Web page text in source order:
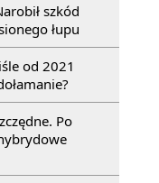
szkód
łupu
od 2021
Po